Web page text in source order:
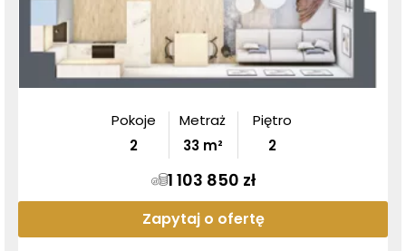
Pokoje
2
Metraż
33m²
Piętro
2
1 103 850 zł
Zapytaj o ofertę